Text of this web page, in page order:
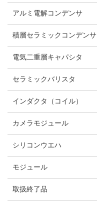
アルミ電解コンデンサ
積層セラミックコンデンサ
電気二重層キャパシタ
セラミックバリスタ
インダクタ（コイル）
カメラモジュール
シリコンウエハ
モジュール
取扱終了品